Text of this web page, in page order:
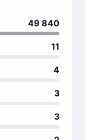
49 840
11
4
3
3